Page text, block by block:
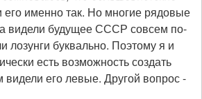
именно так. Но многие рядовые
видели будущее СССР совсем по-
лозунги буквально. Поэтому я и
есть возможность создать
его левые. Другой вопрос -